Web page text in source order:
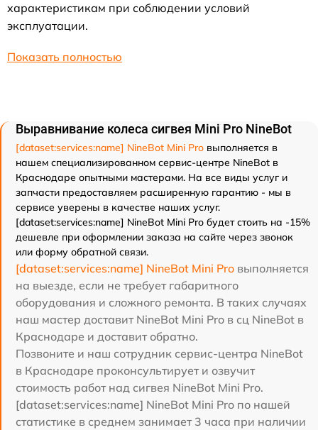
характеристикам при соблюдении условий
эксплуатации.
Показать полностью
Выравнивание колеса сигвея Mini Pro NineBot
[dataset:services:name] NineBot Mini Pro выполняется в
нашем специализированном сервис-центре NineBot в
Краснодаре опытными мастерами. На все виды услуг и
запчасти предоставляем расширенную гарантию - мы в
сервисе уверены в качестве наших услуг.
[dataset:services:name] NineBot Mini Pro будет стоить на -15%
дешевле при оформлении заказа на сайте через звонок
или форму обратной связи.
[dataset:services:name] NineBot Mini Pro выполняется
на выезде, если не требует габаритного
оборудования и сложного ремонта. В таких случаях
наш мастер доставит NineBot Mini Pro в сц NineBot в
Краснодаре и доставит обратно.
Позвоните и наш сотрудник сервис-центра NineBot
в Краснодаре проконсультирует и озвучит
стоимость работ над сигвея NineBot Mini Pro.
[dataset:services:name] NineBot Mini Pro по нашей
статистике в среднем занимает 3 часа при наличии